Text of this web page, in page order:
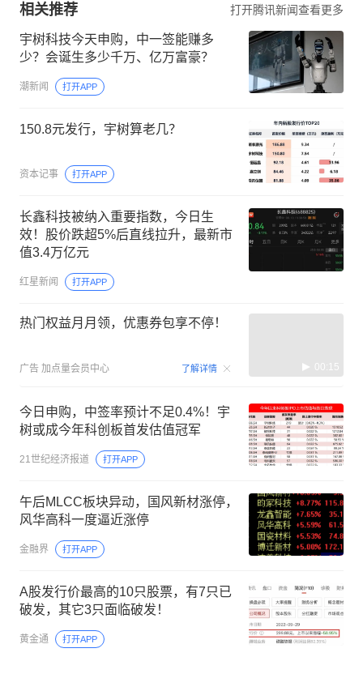
相关推荐 打开腾讯新闻查看更多
宇树科技今天申购，中一签能赚多
少？会诞生多少千万、亿万富豪？
潮新闻 打开APP
150.8元发行，宇树算老几？
资本记事 打开APP
长鑫科技被纳入重要指数，今日生
效！股价跌超5%后直线拉升，最新市
值3.4万亿元
红星新闻 打开APP
热门权益月月领，优惠券包享不停！
广告 加点量会员中心 了解详情 00:15
今日申购，中签率预计不足0.4%！宇
树或成今年科创板首发估值冠军
21世纪经济报道 打开APP
午后MLCC板块异动，国风新材涨停，
风华高科一度逼近涨停
金融界 打开APP
A股发行价最高的10只股票，有7只已
破发，其它3只面临破发！
黄金通 打开APP